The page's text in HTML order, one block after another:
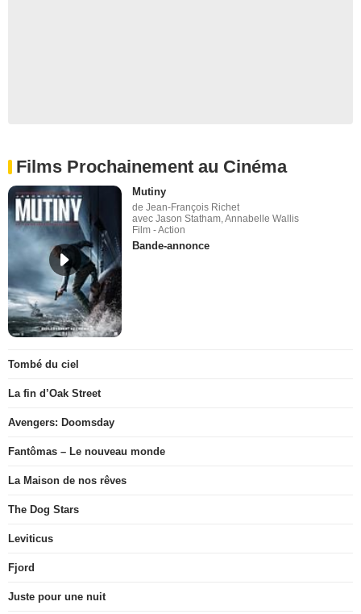
Films Prochainement au Cinéma
Mutiny
de Jean-François Richet
avec Jason Statham, Annabelle Wallis
Film - Action
Bande-annonce
Tombé du ciel
La fin d’Oak Street
Avengers: Doomsday
Fantômas – Le nouveau monde
La Maison de nos rêves
The Dog Stars
Leviticus
Fjord
Juste pour une nuit